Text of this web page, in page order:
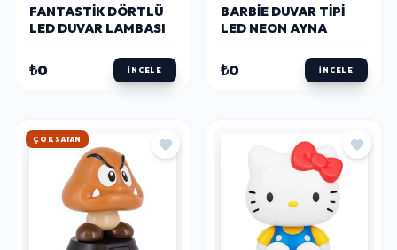
FANTASTIK DÖRTLÜ
LED DUVAR LAMBASI
₺0 İNCELE
BARBIE DUVAR TIPI
LED NEON AYNA
₺0 İNCELE
HIZLI KARGO